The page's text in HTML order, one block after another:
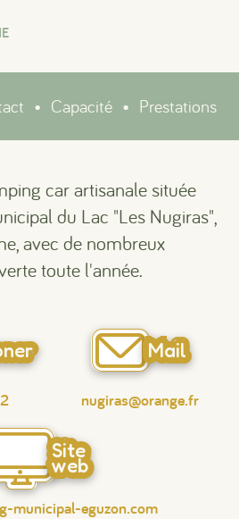
• Capacité • Prestations
car artisanale située
du Lac "Les Nugiras",
avec de nombreux
toute l'année.
Mail
nugiras@orange.fr
Site
web
municipal-eguzon.com